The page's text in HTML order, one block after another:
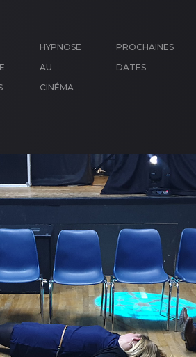
HYPNOSE
AU
CINÉMA
PROCHAINES
DATES